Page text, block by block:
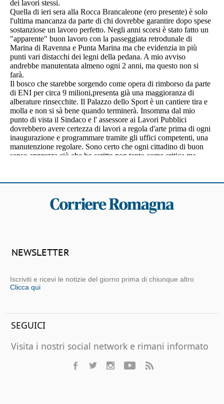
NEWSLETTER
Iscriviti e ricevi le notizie del giorno prima di chiunque altro
Clicca qui
SEGUICI
Visita i nostri social network e rimani informato